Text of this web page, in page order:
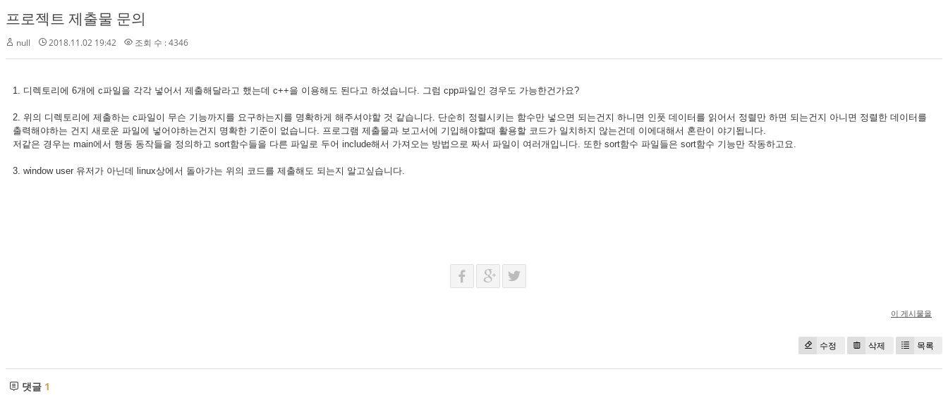
프로젝트 제출물 문의
null 2018.11.02 19:42 조회 수 : 4346
1. 디렉토리에 6개에 c파일을 각각 넣어서 제출해달라고 했는데 c++을 이용해도 된다고 하셨습니다. 그럼 cpp파일인 경우도 가능한건가요?
2. 위의 디렉토리에 제출하는 c파일이 무슨 기능까지를 요구하는지를 명확하게 해주셔야할 것 같습니다. 단순히 정렬시키는 함수만 넣으면 되는건지 하니면 인풋 데이터를 읽어서 정렬만 하면 되는건지 아니면 정렬한 데이터를
출력해야하는 건지 새로운 파일에 넣어야하는건지 명확한 기준이 없습니다. 프로그램 제출물과 보고서에 기입해야할때 활용할 코드가 일치하지 않는건데 이에대해서 혼란이 야기됩니다.
저같은 경우는 main에서 행동 동작들을 정의하고 sort함수들을 다른 파일로 두어 include해서 가져오는 방법으로 짜서 파일이 여러개입니다. 또한 sort함수 파일들은 sort함수 기능만 작동하고요.
3. window user 유저가 아닌데 linux상에서 돌아가는 위의 코드를 제출해도 되는지 알고싶습니다.
이 게시물을
수정 삭제 목록
댓글 1